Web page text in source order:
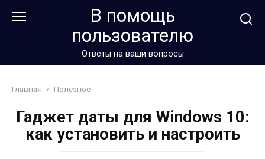
В помощь
пользователю
Ответы на ваши вопросы
Главная » Полезное
Гаджет даты для Windows 10:
как установить и настроить